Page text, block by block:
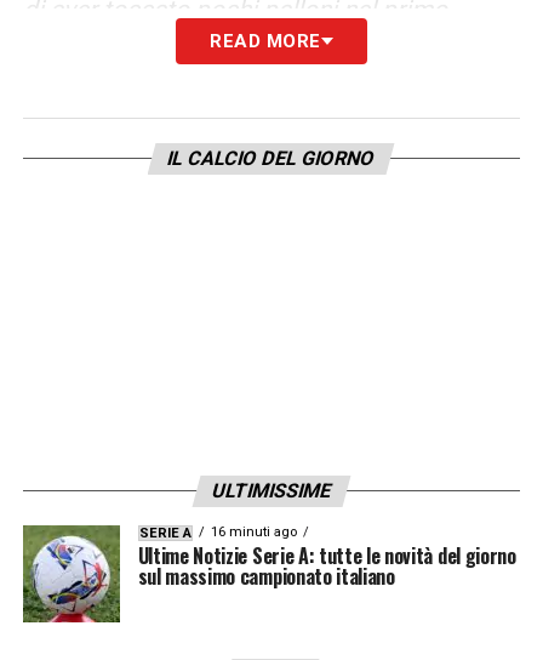
di aver toccato pochi palloni nel primo
tempo e che tutta la squadra non stava
riusciti a pareggiare a fine primo tempo e
questo ci ha permesso di trovare spazi nella
massimo. Il mio futuro? Non mi sono fatto
condizionare dalle voci di mercato. Vedremo
cosa accadrà».
READ MORE
IL CALCIO DEL GIORNO
ULTIMISSIME
SERIE A 16 minuti ago
Ultime Notizie Serie A: tutte le novità del giorno
sul massimo campionato italiano